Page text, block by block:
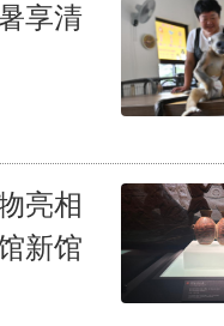
享清
亮相
新馆